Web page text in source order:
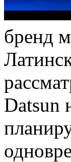
бренд
Datsun